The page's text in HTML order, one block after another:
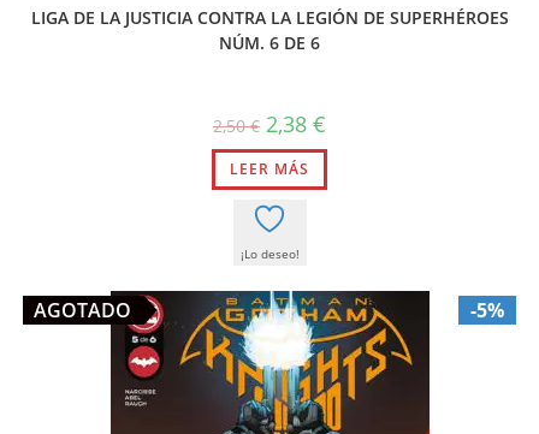
LIGA DE LA JUSTICIA CONTRA LA LEGIÓN DE SUPERHÉROES
NÚM. 6 DE 6
2,50€ El
precio
original
era:
2,50 €.
2,38 €
actual
2,38 €.
LEER MÁS
¡Lo deseo!
-5%
AGOTADO